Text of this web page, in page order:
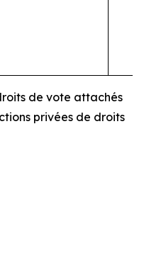
de vote attachés
privées de droits